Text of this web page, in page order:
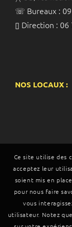
☏ Bureaux : 09
▯ Direction : 06
NOS LOCAUX :
Ce site utilise des
acceptez leur
soient mis en
pour nous faire
vous
utilisateur. Notez